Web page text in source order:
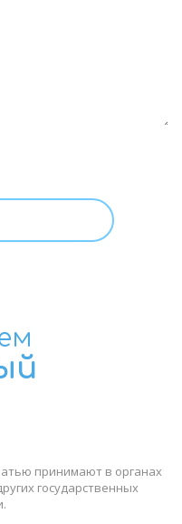
принимают в органах
государственных